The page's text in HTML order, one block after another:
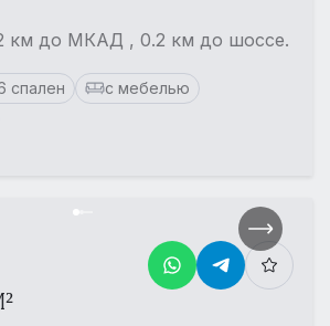
км до МКАД , 0.2 км до шоссе.
спален
с мебелью